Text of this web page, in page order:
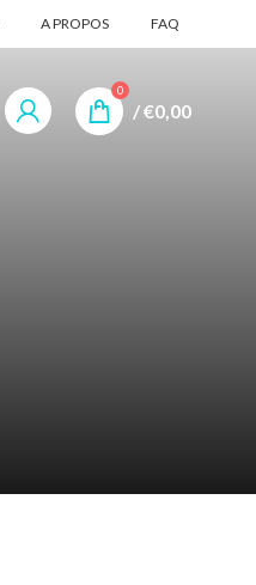
A PROPOS FAQ
0
/€0,00